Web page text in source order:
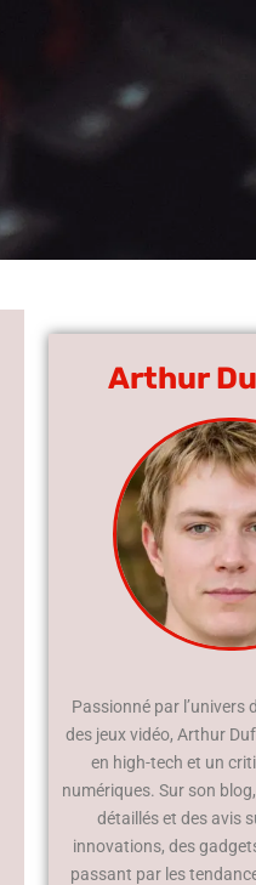
Arthur
Passionné par l’univers
des jeux vidéo, Arthur
en high-tech et un
numériques. Sur son
détaillés et des avis
innovations, des
passant par les